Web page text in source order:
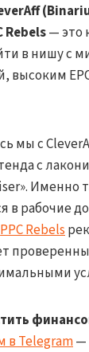
Rebels— это
в нишу с
высоким
мы с
с
Именно
в рабочие
PPC Rebels
в Telegram—